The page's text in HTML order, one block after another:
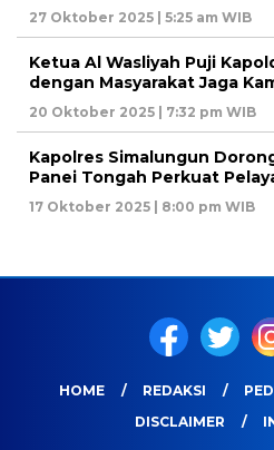
27 Oktober 2025 | 5:25 am WIB
Ketua Al Wasliyah Puji
dengan Masyarakat Jaga
20 Oktober 2025 | 7:32 pm WIB
Kapolres Simalungun
Panei Tongah Perkuat
17 Oktober 2025 | 8:00 pm WIB
HOME REDAKSI
DISCLAIMER